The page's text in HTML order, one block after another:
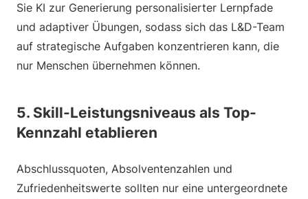
Sie KI zur Generierung personalisierter Lernpfade
und adaptiver Übungen, sodass sich das L&D-Team
auf strategische Aufgaben konzentrieren kann, die
nur Menschen übernehmen können.
5. Skill-Leistungsniveaus als Top-
Kennzahl etablieren
Abschlussquoten, Absolventenzahlen und
Zufriedenheitswerte sollten nur eine untergeordnete